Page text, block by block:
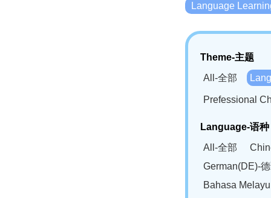
Language
Theme-主题
All-全部
Prefessional
Language-语种
All-全部
German(DE)-
Bahasa